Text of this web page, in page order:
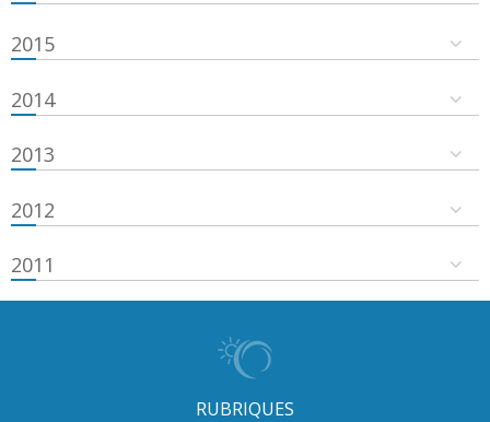
2015
2014
2013
2012
2011
RUBRIQUES